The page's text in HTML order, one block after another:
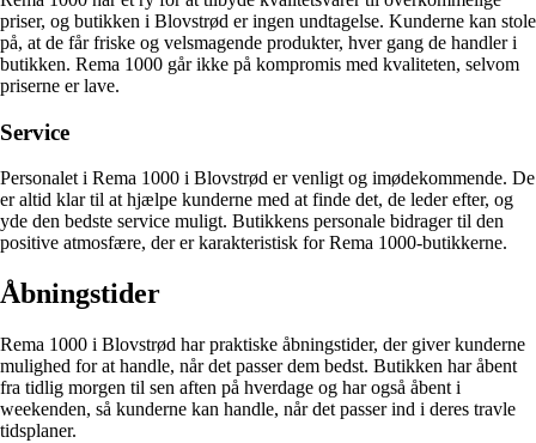
priser, og butikken i Blovstrød er ingen undtagelse. Kunderne kan stole
på, at de får friske og velsmagende produkter, hver gang de handler i
butikken. Rema 1000 går ikke på kompromis med kvaliteten, selvom
priserne er lave.
Service
Personalet i Rema 1000 i Blovstrød er venligt og imødekommende. De
er altid klar til at hjælpe kunderne med at finde det, de leder efter, og
yde den bedste service muligt. Butikkens personale bidrager til den
positive atmosfære, der er karakteristisk for Rema 1000-butikkerne.
Åbningstider
Rema 1000 i Blovstrød har praktiske åbningstider, der giver kunderne
mulighed for at handle, når det passer dem bedst. Butikken har åbent
fra tidlig morgen til sen aften på hverdage og har også åbent i
weekenden, så kunderne kan handle, når det passer ind i deres travle
tidsplaner.